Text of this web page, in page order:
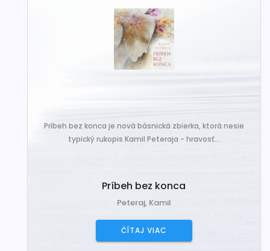
Príbeh bez konca je nová básnická zbierka, ktorá nesie
typický rukopis Kamil Peteraja - hravosť...
Príbeh bez konca
Peteraj, Kamil
ČÍTAJ VIAC